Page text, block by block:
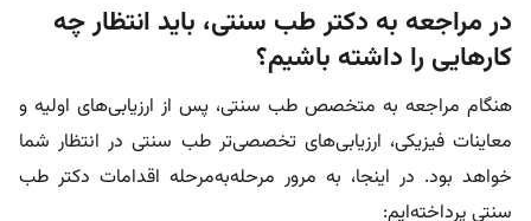
در مراجعه به دکتر طب سنتی، باید انتظار چه
کارهایی را داشته باشیم؟
هنگام مراجعه به متخصص طب سنتی، پس از ارزیابی‌های اولیه و
معاینات فیزیکی، ارزیابی‌های تخصصی‌تر طب سنتی در انتظار شما
خواهد بود. در اینجا، به مرور مرحله‌به‌مرحله اقدامات دکتر طب
سنتی پرداخته‌ایم: